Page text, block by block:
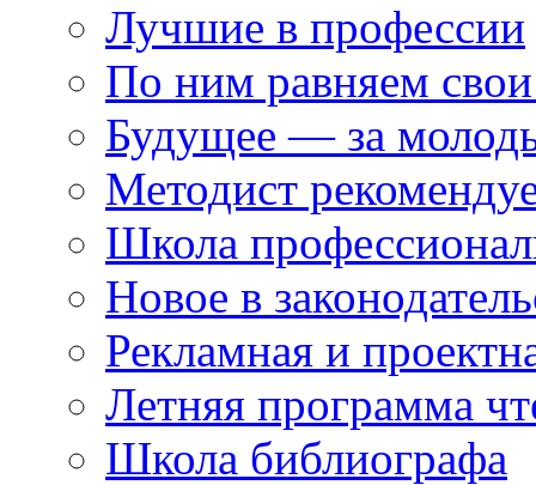
Лучшие в профессии
По ним равняем
Будущее — за
Методист
Школа
Новое в
Рекламная и
Летняя программа
Школа библиографа